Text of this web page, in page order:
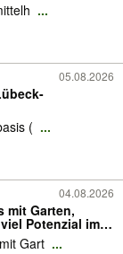
...
05.08.2026
( ...
04.08.2026
mit Garten,
Potenzial im
Gart ...